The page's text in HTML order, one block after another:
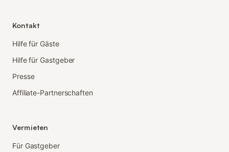
Kontakt
Hilfe für Gäste
Hilfe für Gastgeber
Presse
Affiliate-Partnerschaften
Vermieten
Für Gastgeber